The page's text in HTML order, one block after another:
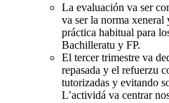
La evaluación va ser
va ser la norma
práctica habitual para
Bachilleratu y FP.
El tercer trimestre va
repasada y el refuerzu
tutorizadas y evitando
L’actividá va centrar